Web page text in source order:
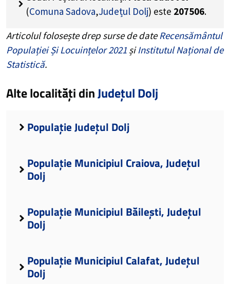
(Comuna Sadova,Județul Dolj) este 207506.
Articolul folosește drep surse de dateRecensământul
Populației Și Locuințelor 2021 șiInstitutul Național de
Statistică.
Alte localități dinJudețul Dolj
Populație Județul Dolj
Populație Municipiul Craiova, Județul
Dolj
Populație Municipiul Băilești, Județul
Dolj
Populație Municipiul Calafat, Județul
Dolj